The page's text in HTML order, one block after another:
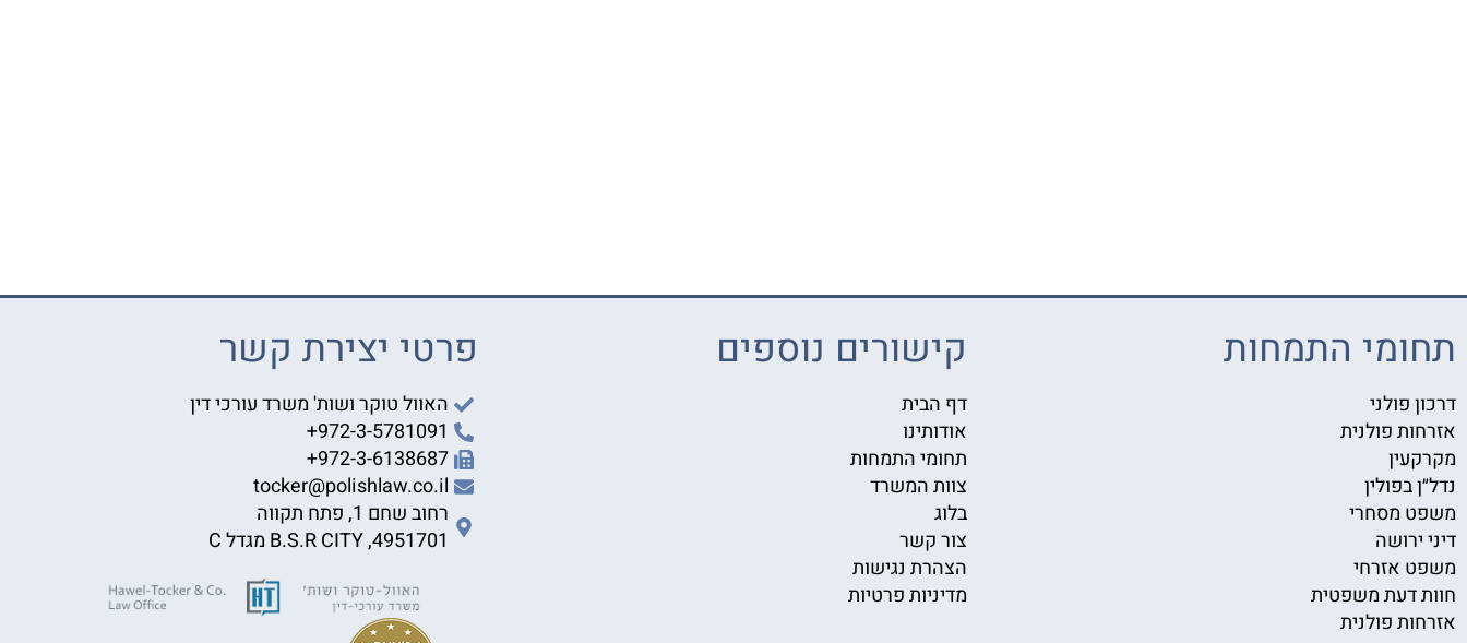
תחומי התמחות
דרכון פולני
אזרחות פולנית
מקרקעין
נדל״ן בפולין
משפט מסחרי
דיני ירושה
משפט אזרחי
חוות דעת משפטית
אזרחות פולנית
קישורים נוספים
דף הבית
אודותינו
תחומי התמחות
צוות המשרד
בלוג
צור קשר
הצהרת נגישות
מדיניות פרטיות
פרטי יצירת קשר
האוול טוקר ושות' משרד עורכי דין
972-3-5781091+
972-3-6138687+
tocker@polishlaw.co.il
רחוב שחם 1, פתח תקווה
4951701, B.S.R CITY מגדל C